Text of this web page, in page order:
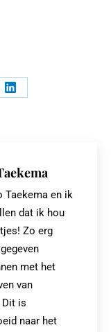
Share
Taekema en ik
dat ik hou
Zo erg
met het
van
Dit is
naar het